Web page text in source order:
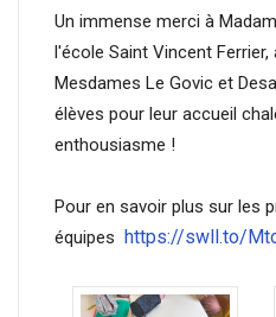
Un immense merci à
l'école Saint Vincent
Mesdames Le Govic et
élèves pour leur accueil
enthousiasme !
Pour en savoir plus sur les
équipes https://swll.to/